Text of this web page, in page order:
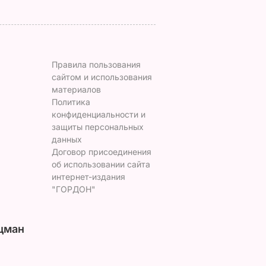
Правила пользования
сайтом и использования
материалов
Политика
конфиденциальности и
защиты персональных
данных
Договор присоединения
об использовании сайта
интернет-издания
"ГОРДОН"